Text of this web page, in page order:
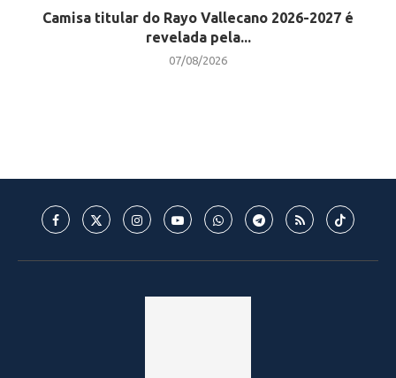
Camisa titular do Rayo Vallecano 2026-2027 é
revelada pela...
07/08/2026